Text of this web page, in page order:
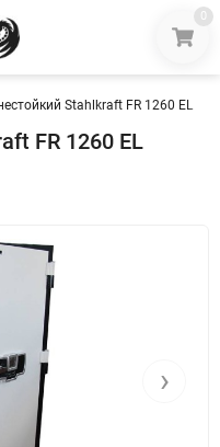
0
Stahlkraft FR 1260 EL
FR 1260 EL
›